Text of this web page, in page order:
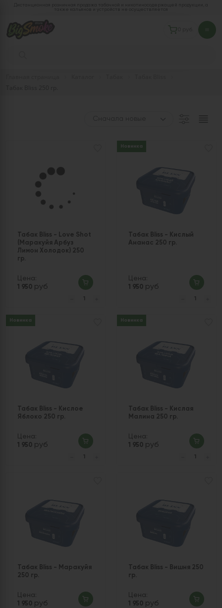
Табак Bliss - Love Shot
(Маракуйя Арбуз
Лимон Холодок) 250
гр.
Цена:
1 950 руб
Новинка
Табак Bliss - Кислый
Ананас 250 гр.
Цена:
1 950 руб
Новинка
Табак Bliss - Кислое
Яблоко 250 гр.
Цена:
1 950 руб
Новинка
Табак Bliss - Кислая
Малина 250 гр.
Цена:
1 950 руб
Табак Bliss - Маракуйя
250 гр.
Цена:
1 950 руб
Табак Bliss - Вишня 250
гр.
Цена:
1 950 руб